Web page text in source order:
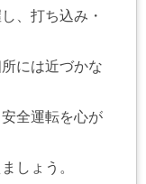
、打ち込み・
には近づかな
全運転を心が
しょう。